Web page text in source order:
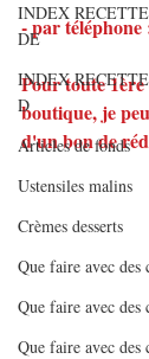
INDEX
DE
INDEX
D
Articles de fonds
Ustensiles malins
Crèmes desserts
Que faire avec des
Que faire avec des
Que faire avec des
- par téléphone
Pour toute
boutique, je
d'un bon de